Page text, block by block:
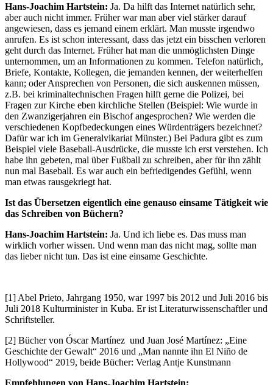
Hans-Joachim Hartstein: Ja. Da hilft das Internet natürlich sehr,
aber auch nicht immer. Früher war man aber viel stärker darauf
angewiesen, dass es jemand einem erklärt. Man musste irgendwo
anrufen. Es ist schon interessant, dass das jetzt ein bisschen verloren
geht durch das Internet. Früher hat man die unmöglichsten Dinge
unternommen, um an Informationen zu kommen. Telefon natürlich,
Briefe, Kontakte, Kollegen, die jemanden kennen, der weiterhelfen
kann; oder Ansprechen von Personen, die sich auskennen müssen,
z.B. bei kriminaltechnischen Fragen hilft gerne die Polizei, bei
Fragen zur Kirche eben kirchliche Stellen (Beispiel: Wie wurde in
den Zwanzigerjahren ein Bischof angesprochen? Wie werden die
verschiedenen Kopfbedeckungen eines Würdenträgers bezeichnet?
Dafür war ich im Generalvikariat Münster.) Bei Padura gibt es zum
Beispiel viele Baseball-Ausdrücke, die musste ich erst verstehen. Ich
habe ihn gebeten, mal über Fußball zu schreiben, aber für ihn zählt
nun mal Baseball. Es war auch ein befriedigendes Gefühl, wenn
man etwas rausgekriegt hat.
Ist das Übersetzen eigentlich eine genauso einsame Tätigkeit wie
das Schreiben von Büchern?
Hans-Joachim Hartstein: Ja. Und ich liebe es. Das muss man
wirklich vorher wissen. Und wenn man das nicht mag, sollte man
das lieber nicht tun. Das ist eine einsame Geschichte.
[1] Abel Prieto, Jahrgang 1950, war 1997 bis 2012 und Juli 2016 bis
Juli 2018 Kulturminister in Kuba. Er ist Literaturwissenschaftler und
Schriftsteller.
[2] Bücher von Óscar Martínez und Juan José Martínez: „Eine
Geschichte der Gewalt“ 2016 und „Man nannte ihn El Niño de
Hollywood“ 2019, beide Bücher: Verlag Antje Kunstmann
Empfehlungen von Hans-Joachim Hartstein: